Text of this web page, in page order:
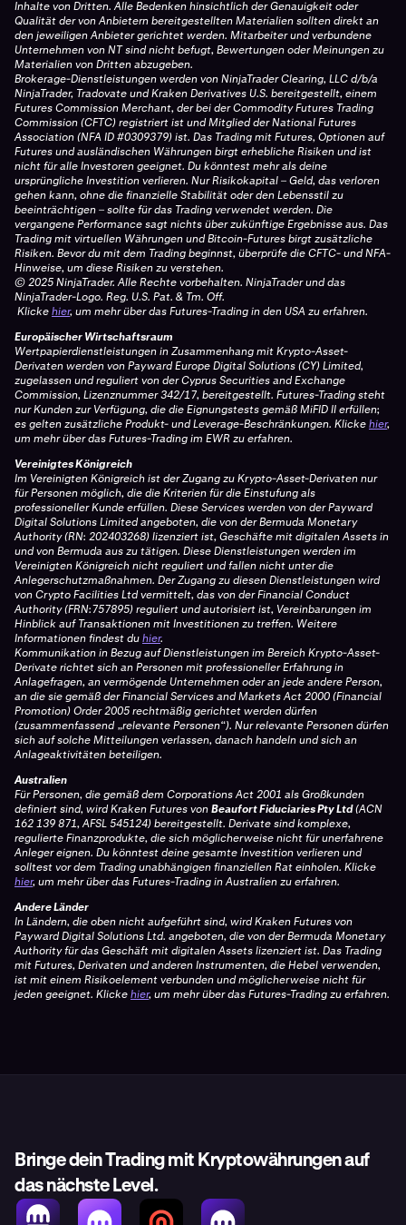
Inhalte von Dritten. Alle Bedenken hinsichtlich der Genauigkeit oder
Qualität der von Anbietern bereitgestellten Materialien sollten direkt an
den jeweiligen Anbieter gerichtet werden. Mitarbeiter und verbundene
Unternehmen von NT sind nicht befugt, Bewertungen oder Meinungen zu
Materialien von Dritten abzugeben.
Brokerage-Dienstleistungen werden von NinjaTrader Clearing, LLC d/b/a
NinjaTrader, Tradovate und Kraken Derivatives U.S. bereitgestellt, einem
Futures Commission Merchant, der bei der Commodity Futures Trading
Commission (CFTC) registriert ist und Mitglied der National Futures
Association (NFA ID #0309379) ist. Das Trading mit Futures, Optionen auf
Futures und ausländischen Währungen birgt erhebliche Risiken und ist
nicht für alle Investoren geeignet. Du könntest mehr als deine
ursprüngliche Investition verlieren. Nur Risikokapital – Geld, das verloren
gehen kann, ohne die finanzielle Stabilität oder den Lebensstil zu
beeinträchtigen – sollte für das Trading verwendet werden. Die
vergangene Performance sagt nichts über zukünftige Ergebnisse aus. Das
Trading mit virtuellen Währungen und Bitcoin-Futures birgt zusätzliche
Risiken. Bevor du mit dem Trading beginnst, überprüfe die CFTC- und NFA-
Hinweise, um diese Risiken zu verstehen.
© 2025 NinjaTrader. Alle Rechte vorbehalten. NinjaTrader und das
NinjaTrader-Logo. Reg. U.S. Pat. & Tm. Off.
Klickehier, um mehr über das Futures-Trading in den USA zu erfahren.
Europäischer Wirtschaftsraum
Wertpapierdienstleistungen in Zusammenhang mit Krypto-Asset-
Derivaten werden von Payward Europe Digital Solutions (CY) Limited,
zugelassen und reguliert von der Cyprus Securities and Exchange
Commission, Lizenznummer 342/17, bereitgestellt. Futures-Trading steht
nur Kunden zur Verfügung, die die Eignungstests gemäß MiFID II erfüllen;
es gelten zusätzliche Produkt- und Leverage-Beschränkungen. Klickehier,
um mehr über das Futures-Trading im EWR zu erfahren.
Vereinigtes Königreich
Im Vereinigten Königreich ist der Zugang zu Krypto-Asset-Derivaten nur
für Personen möglich, die die Kriterien für die Einstufung als
professioneller Kunde erfüllen. Diese Services werden von der Payward
Digital Solutions Limited angeboten, die von der Bermuda Monetary
Authority (RN: 202403268) lizenziert ist, Geschäfte mit digitalen Assets in
und von Bermuda aus zu tätigen. Diese Dienstleistungen werden im
Vereinigten Königreich nicht reguliert und fallen nicht unter die
Anlegerschutzmaßnahmen. Der Zugang zu diesen Dienstleistungen wird
von Crypto Facilities Ltd vermittelt, das von der Financial Conduct
Authority (FRN:757895) reguliert und autorisiert ist, Vereinbarungen im
Hinblick auf Transaktionen mit Investitionen zu treffen. Weitere
Informationen findest duhier.
Kommunikation in Bezug auf Dienstleistungen im Bereich Krypto-Asset-
Derivate richtet sich an Personen mit professioneller Erfahrung in
Anlagefragen, an vermögende Unternehmen oder an jede andere Person,
an die sie gemäß der Financial Services and Markets Act 2000 (Financial
Promotion) Order 2005 rechtmäßig gerichtet werden dürfen
(zusammenfassend „relevante Personen“). Nur relevante Personen dürfen
sich auf solche Mitteilungen verlassen, danach handeln und sich an
Anlageaktivitäten beteiligen.
Australien
Für Personen, die gemäß dem Corporations Act 2001 als Großkunden
definiert sind, wird Kraken Futures vonBeaufort Fiduciaries Pty Ltd(ACN
162 139 871, AFSL 545124) bereitgestellt. Derivate sind komplexe,
regulierte Finanzprodukte, die sich möglicherweise nicht für unerfahrene
Anleger eignen. Du könntest deine gesamte Investition verlieren und
solltest vor dem Trading unabhängigen finanziellen Rat einholen. Klicke
hier, um mehr über das Futures-Trading in Australien zu erfahren.
Andere Länder
In Ländern, die oben nicht aufgeführt sind, wird Kraken Futures von
Payward Digital Solutions Ltd. angeboten, die von der Bermuda Monetary
Authority für das Geschäft mit digitalen Assets lizenziert ist. Das Trading
mit Futures, Derivaten und anderen Instrumenten, die Hebel verwenden,
ist mit einem Risikoelement verbunden und möglicherweise nicht für
jeden geeignet. Klickehier, um mehr über das Futures-Trading zu erfahren.
Bringe dein Trading mit Kryptowährungen auf
das nächste Level.